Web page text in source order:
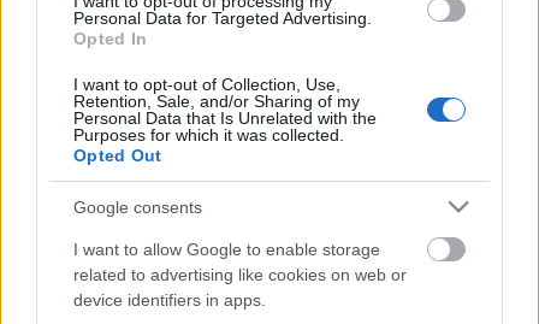
Personal Data for Targeted Advertising.
Opted In
I want to opt-out of Collection, Use,
Retention, Sale, and/or Sharing of my
Personal Data that Is Unrelated with the
Purposes for which it was collected.
Opted Out
Google consents
I want to allow Google to enable storage
related to advertising like cookies on web or
device identifiers in apps.